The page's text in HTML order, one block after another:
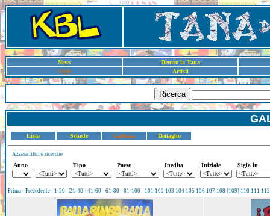
News
Dentro la Tana
Sigle
Artisti
Ricerca
Lista Schede Galleria Dettaglio
Azzera filtri e ricerche
Anno Tipo Paese Inedita Iniziale Sigla in
Prima - Precedente - 1-20 - 21-40 - 41-60 - 61-80 - 81-100 - 101 102 103 104 105 106 107 108 [109] 110 111 112